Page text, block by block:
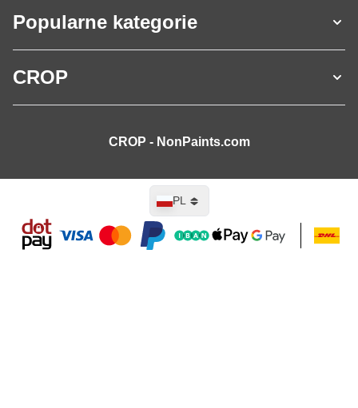
Popularne kategorie
CROP
CROP - NonPaints.com
PL